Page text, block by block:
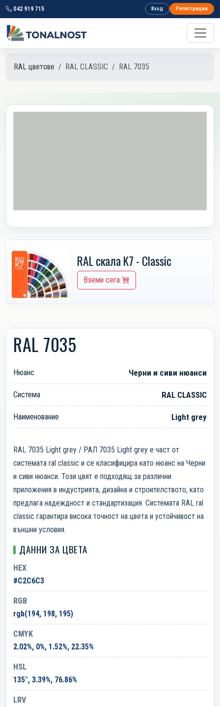
042 919 715 Вход Регистрация
RAL цветове RAL CLASSIC RAL 7035
RAL скала K7 - Classic
Вземи сега
RAL 7035
Нюанс Черни и сиви нюанси
Система RAL CLASSIC
Наименование Light grey
RAL 7035 Light grey / РАЛ 7035 Light grey е част от
системата ral classic и се класифицира като нюанс на Черни
и сиви нюанси. Този цвят е подходящ за различни
приложения в индустрията, дизайна и строителството, като
предлага надеждност и стандартизация. Системата RAL ral
classic гарантира висока точност на цвета и устойчивост на
външни условия.
ДАННИ ЗА ЦВЕТА
HEX
#C2C6C3
RGB
rgb(194, 198, 195)
CMYK
2.02%, 0%, 1.52%, 22.35%
HSL
135°, 3.39%, 76.86%
LRV